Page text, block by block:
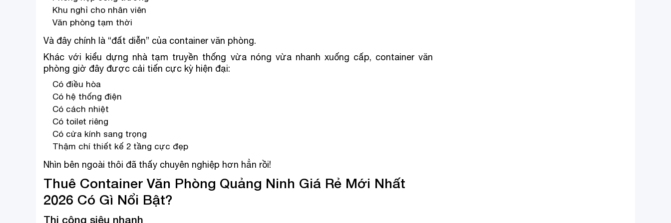
Khu nghỉ cho nhân viên
Văn phòng tạm thời
Và đây chính là “đất diễn” của container văn phòng.
Khác với kiểu dựng nhà tạm truyền thống vừa nóng vừa nhanh xuống cấp, container văn
phòng giờ đây được cải tiến cực kỳ hiện đại:
Có điều hòa
Có hệ thống điện
Có cách nhiệt
Có toilet riêng
Có cửa kính sang trọng
Thậm chí thiết kế 2 tầng cực đẹp
Nhìn bên ngoài thôi đã thấy chuyên nghiệp hơn hẳn rồi!
Thuê Container Văn Phòng Quảng Ninh Giá Rẻ Mới Nhất
2026 Có Gì Nổi Bật?
Thi công siêu nhanh